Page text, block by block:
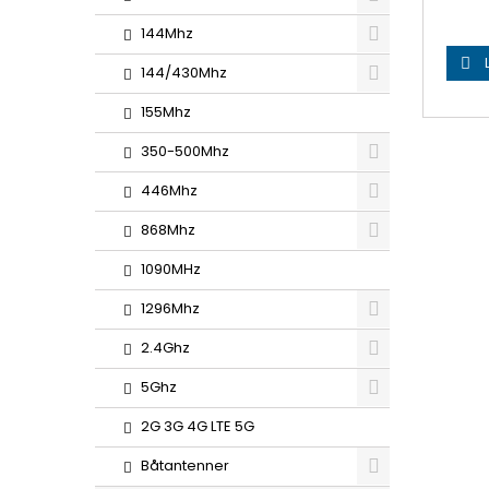
144Mhz
144/430Mhz
155Mhz
350-500Mhz
446Mhz
868Mhz
1090MHz
1296Mhz
2.4Ghz
5Ghz
2G 3G 4G LTE 5G
Båtantenner
